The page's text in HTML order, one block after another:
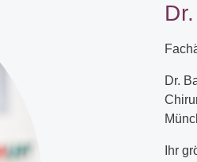
Dr.
Ihr